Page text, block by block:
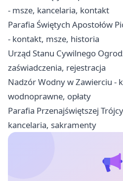
- msze, kancelaria, kontakt
Parafia Świętych Apostołów
- kontakt, msze, historia
Urząd Stanu Cywilnego
zaświadczenia, rejestracja
Nadzór Wodny w Zawierciu -
wodnoprawne, opłaty
Parafia Przenajświętszej
kancelaria, sakramenty